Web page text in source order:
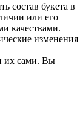
состав букета в
или его
качествами.
изменения
их сами. Вы